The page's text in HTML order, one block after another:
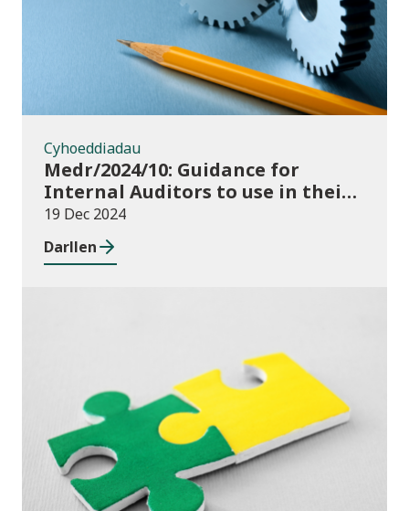
Cyhoeddiadau
Medr/2024/10: Guidance for
Internal Auditors to use in their
Annual Internal Audit of HE Data
Systems and Processes
19 Dec 2024
Darllen
Newyddion